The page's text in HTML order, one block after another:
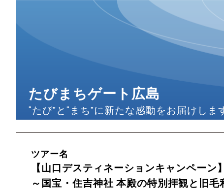
たびまちゲート広島
“たび”と“まち”に新たな感動をお届けしま
ツアー名
【山口デスティネーションキャンペー
～国宝・住吉神社 本殿の特別拝観と旧